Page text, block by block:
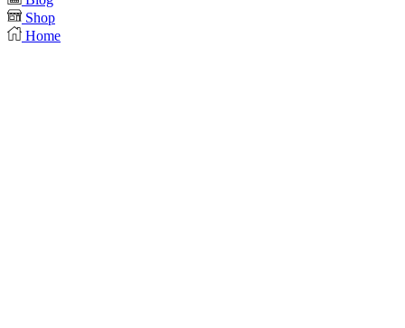
Shop
Home